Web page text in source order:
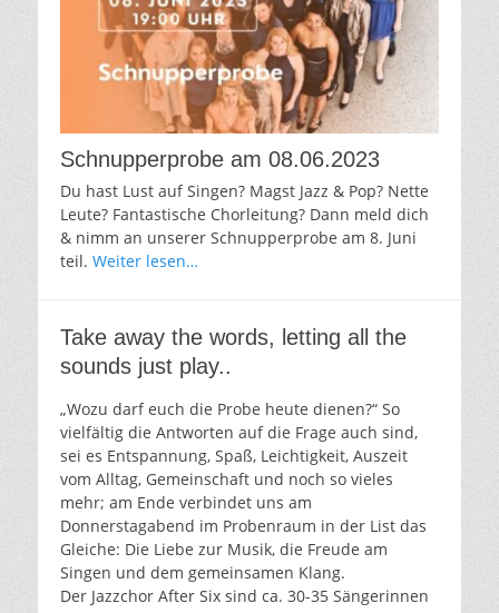
Schnupperprobe am 08.06.2023
Du hast Lust auf Singen? Magst Jazz & Pop? Nette
Leute? Fantastische Chorleitung? Dann meld dich
& nimm an unserer Schnupperprobe am 8. Juni
teil. Weiter lesen…
Take away the words, letting all the
sounds just play..
„Wozu darf euch die Probe heute dienen?“ So
vielfältig die Antworten auf die Frage auch sind,
sei es Entspannung, Spaß, Leichtigkeit, Auszeit
vom Alltag, Gemeinschaft und noch so vieles
mehr; am Ende verbindet uns am
Donnerstagabend im Probenraum in der List das
Gleiche: Die Liebe zur Musik, die Freude am
Singen und dem gemeinsamen Klang.
Der Jazzchor After Six sind ca. 30-35 Sängerinnen